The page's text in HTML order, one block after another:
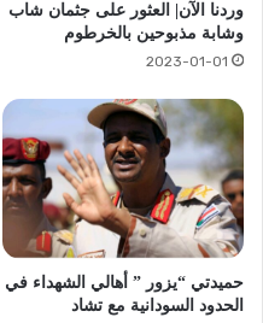
وردنا الآن| العثور على جثمان شاب
وشابة مذبوحين بالخرطوم
2023-01-01
حميدتي “يزور ” أهالي الشهداء في
الحدود السودانية مع تشاد